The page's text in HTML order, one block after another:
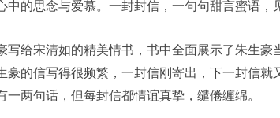
中的思念与爱慕。一封封信，一句句甜言蜜语，
写给宋清如的精美情书，书中全面展示了朱生
豪的信写得很频繁，一封信刚寄出，下一封信就
一两句话，但每封信都情谊真挚，缱倦缠绵。